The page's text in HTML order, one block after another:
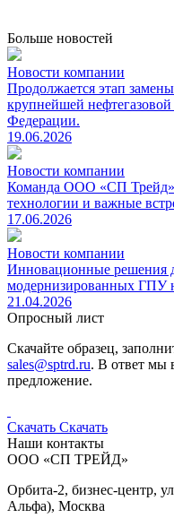
Больше новостей
Новости компании
Продолжается этап
крупнейшей
Федерации.
19.06.2026
Новости компании
Команда ООО «СП
технологии и важные
17.06.2026
Новости компании
Инновационные решения
модернизированных ГПУ
21.04.2026
Опросный лист
Скачайте образец,
sales@sptrd.ru. В ответ мы
предложение.
Скачать Скачать
Наши контакты
ООО «СП ТРЕЙД»
Орбита-2, бизнес-центр,
Альфа), Москва